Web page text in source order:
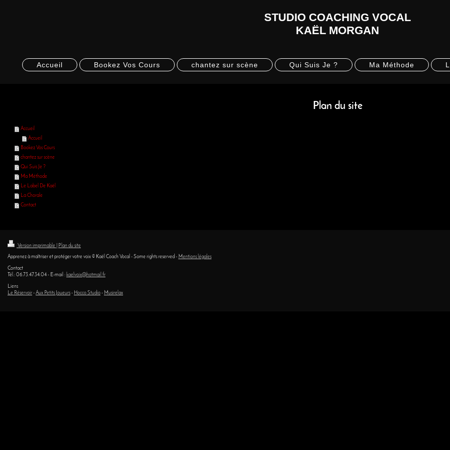
STUDIO COACHING VOCAL
KAËL MORGAN
Accueil Bookez Vos Cours chantez sur scène Qui Suis Je ? Ma Méthode
Plan du site
Accueil
Accueil
Bookez Vos Cours
chantez sur scène
Qui Suis Je ?
Ma Méthode
Le Label De Kaël
La Chorale
Contact
Version imprimable Plan du site
Apprenez à maîtriser et protéger votre voix © Kaël Coach Vocal - Some rights reserved - Mentions légales
Contact
Tél.: 06.73.47.34.04 - E-mail : kaelvoix@hotmail.fr
Liens
Le Réservoir - Aux Petits Joueurs - Hocco Studio - Musirelax